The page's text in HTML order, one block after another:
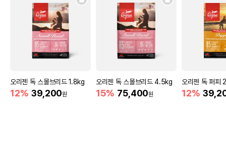
오리젠 독 스몰브리드 1.8kg
12% 39,200원
오리젠 독 스몰브리드 4.5kg
15% 75,400원
오리젠 독 퍼피
12%